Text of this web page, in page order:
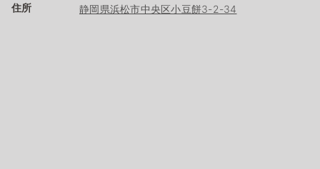
住所 静岡県浜松市中央区小豆餅3-2-34